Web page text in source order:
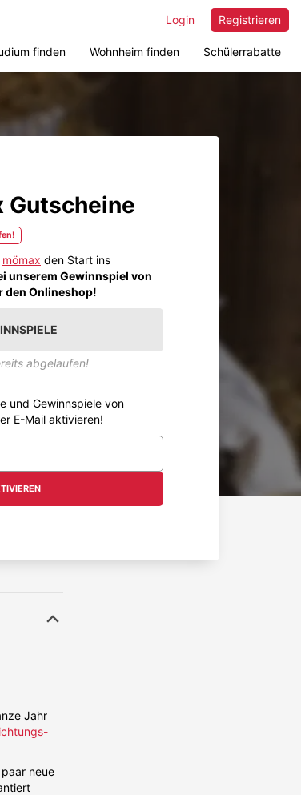
Registrieren
Login
finden Wohnheim finden Schülerrabatte
Gutscheine
mömax den Start ins
unserem Gewinnspiel von
den Onlineshop!
abgelaufen!
und Gewinnspiele von
E-Mail aktivieren!
Jahr
neue